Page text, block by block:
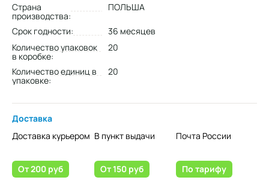
Страна
производства:
ПОЛЬША
Срок годности:
36 месяцев
Количество упаковок
в коробке:
20
Количество единиц в
упаковке:
20
Доставка
Доставка курьером
От 200 руб
В пункт выдачи
От 150 руб
Почта России
По тарифу